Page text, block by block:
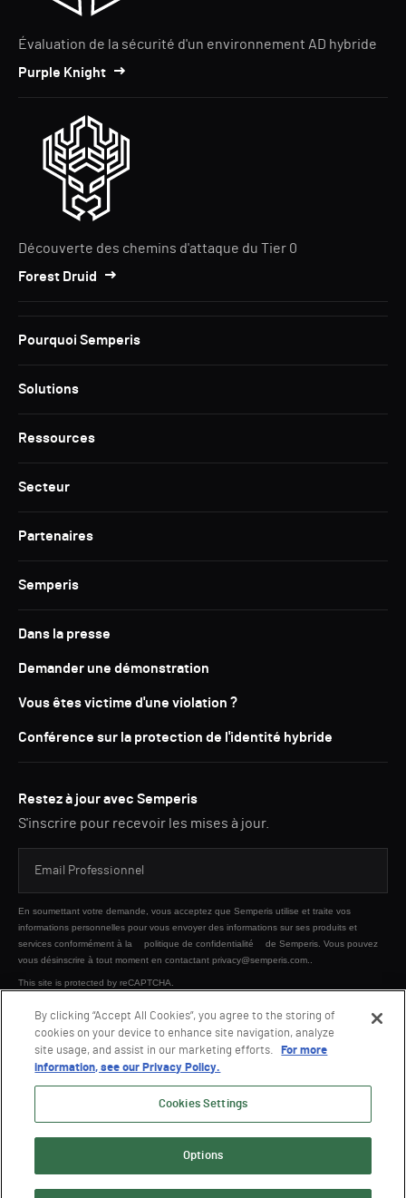
Évaluation de la sécurité d'un environnement AD hybride
Purple Knight
Découverte des chemins d'attaque du Tier 0
Forest Druid
Pourquoi Semperis
Solutions
Ressources
Secteur
Partenaires
Semperis
Dans la presse
Demander une démonstration
Vous êtes victime d'une violation ?
Conférence sur la protection de l'identité hybride
Restez à jour avec Semperis
S'inscrire pour recevoir les mises à jour.
En soumettant votre demande, vous acceptez que Semperis utilise et traite vos
informations personnelles pour vous envoyer des informations sur ses produits et
services conformément à la
politique de confidentialité
de Semperis. Vous pouvez
vous désinscrire à tout moment en contactant privacy@semperis.com..
This site is protected by reCAPTCHA.
ENVOYER
© 2026 Semperis. Tous droits réservés.
By clicking “Accept All Cookies”, you agree to the storing of
cookies on your device to enhance site navigation, analyze
site usage, and assist in our marketing efforts.
For more
information, see our Privacy Policy.
Cookies Settings
Options